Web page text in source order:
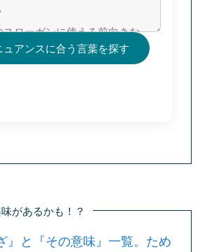
ュアンスに合う言葉を探す
があるかも！？
』と『その意味』一覧。ため